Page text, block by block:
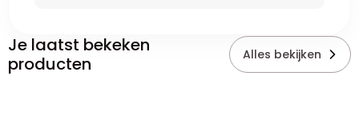
Je laatst bekeken
producten
Alles bekijken